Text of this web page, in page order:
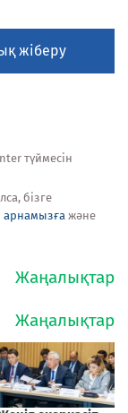
жіберу
түймесін
бізге
арнамызға және